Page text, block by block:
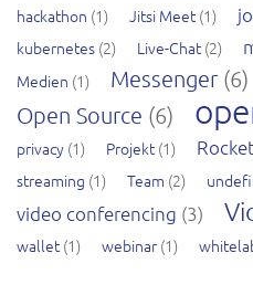
hackathon (1) Jitsi Meet (1)
kubernetes (2) Live-Chat (2)
Medien (1) Messenger (6)
Open Source (6)
privacy (1) Projekt (1)
streaming (1) Team (2)
video conferencing (3)
wallet (1) webinar (1)